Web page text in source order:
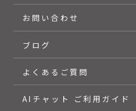
お問い合わせ
ブログ
よくあるご質問
AIチャット ご利用ガイド